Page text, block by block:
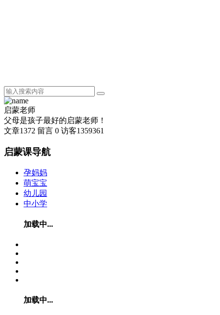
启蒙老师
父母是孩子最好的启蒙老师！
文章1372 留言 0 访客1359361
启蒙课导航
孕妈妈
萌宝宝
幼儿园
中小学
加载中...
加载中...